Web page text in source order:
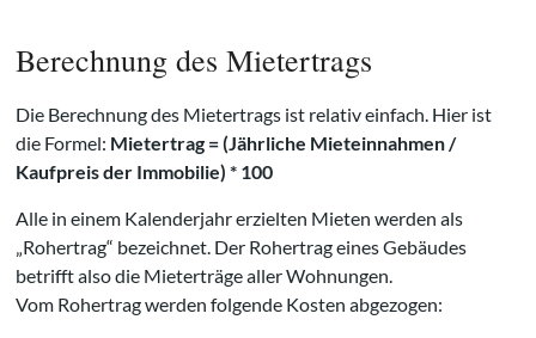
Berechnung des Mietertrags
Die Berechnung des Mietertrags ist relativ einfach. Hier ist
die Formel: Mietertrag = (Jährliche Mieteinnahmen /
Kaufpreis der Immobilie) * 100
Alle in einem Kalenderjahr erzielten Mieten werden als
„Rohertrag“ bezeichnet. Der Rohertrag eines Gebäudes
betrifft also die Mieterträge aller Wohnungen.
Vom Rohertrag werden folgende Kosten abgezogen: